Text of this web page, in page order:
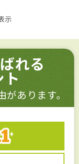
示
れる
ト
あります。